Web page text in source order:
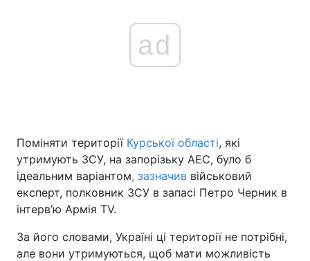
Політика
Економіка
Спорт
Техно і зв'язок Лайт
ad
Поміняти території Курської області, які
утримують ЗСУ, на запорізьку АЕС, було б
ідеальним варіантом, зазначив військовий
експерт, полковник ЗСУ в запасі Петро Черник в
інтерв’ю Армія TV.
За його словами, Україні ці території не потрібні,
але вони утримуються, щоб мати можливість